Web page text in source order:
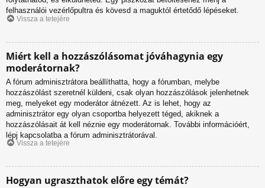
felhasználói vezérlőpultra és kövesd a maguktól értetődő lépéseket.
Vissza a tetejére
Miért kell a hozzászólásomat jóváhagynia egy
moderátornak?
A fórum adminisztrátora beállíthatta, hogy a fórumban, melybe
hozzászólást szeretnél küldeni, csak olyan hozzászólások jelenhetnek
meg, melyeket egy moderátor átnézett. Az is lehet, hogy az
adminisztrátor egy olyan csoportba helyezett téged, akiknek a
hozzászólásait át kell néznie egy moderátornak. További információért,
lépj kapcsolatba a fórum adminisztrátorával.
Vissza a tetejére
Hogyan ugraszthatok előre egy témát?